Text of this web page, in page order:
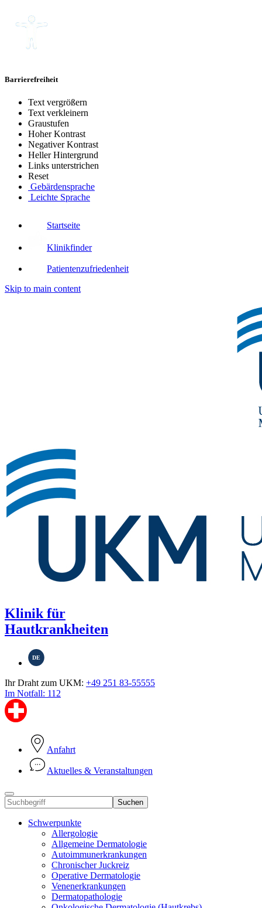
Barrierefreiheit
Text vergrößern
Text verkleinern
Graustufen
Hoher Kontrast
Negativer Kontrast
Heller Hintergrund
Links unterstrichen
Reset
Gebärdensprache
Leichte Sprache
Startseite
Klinikfinder
Patientenzufriedenheit
Skip to main content
Klinik für
Hautkrankheiten
DE
Ihr Draht zum UKM: +49 251 83-55555
Im Notfall: 112
Anfahrt
Aktuelles & Veranstaltungen
Suchen
Schwerpunkte
Allergologie
Allgemeine Dermatologie
Autoimmunerkrankungen
Chronischer Juckreiz
Operative Dermatologie
Venenerkrankungen
Dermatopathologie